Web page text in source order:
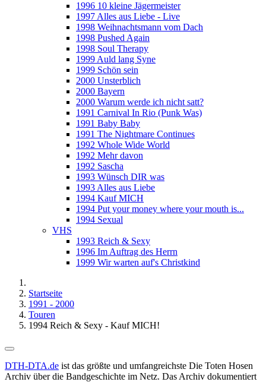
1996 10 kleine Jägermeister
1997 Alles aus Liebe - Live
1998 Weihnachtsmann vom Dach
1998 Pushed Again
1998 Soul Therapy
1999 Auld lang Syne
1999 Schön sein
2000 Unsterblich
2000 Bayern
2000 Warum werde ich nicht satt?
1991 Carnival In Rio (Punk Was)
1991 Baby Baby
1991 The Nightmare Continues
1992 Whole Wide World
1992 Mehr davon
1992 Sascha
1993 Wünsch DIR was
1993 Alles aus Liebe
1994 Kauf MICH
1994 Put your money where your mouth is...
1994 Sexual
VHS
1993 Reich & Sexy
1996 Im Auftrag des Herrn
1999 Wir warten auf's Christkind
Startseite
1991 - 2000
Touren
1994 Reich & Sexy - Kauf MICH!
DTH-DTA.de ist das größte und umfangreichste Die Toten Hosen
Archiv über die Bandgeschichte im Netz. Das Archiv dokumentiert